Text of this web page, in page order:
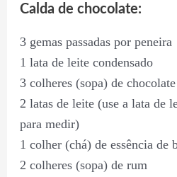
Calda de chocolate:
3 gemas passadas por peneira
1 lata de leite condensado
3 colheres (sopa) de
2 latas de leite (use a lata de
para medir)
1 colher (chá) de essência de
2 colheres (sopa) de rum